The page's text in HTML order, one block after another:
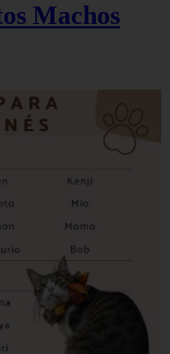
Machos